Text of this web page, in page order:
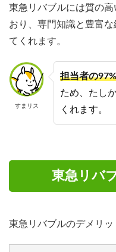
東急リバブルには質の
おり、専門知識と豊富
てくれます。
すまリス
担当者の
ため、たし
くれます。
東急リバ
東急リバブルのデメリッ